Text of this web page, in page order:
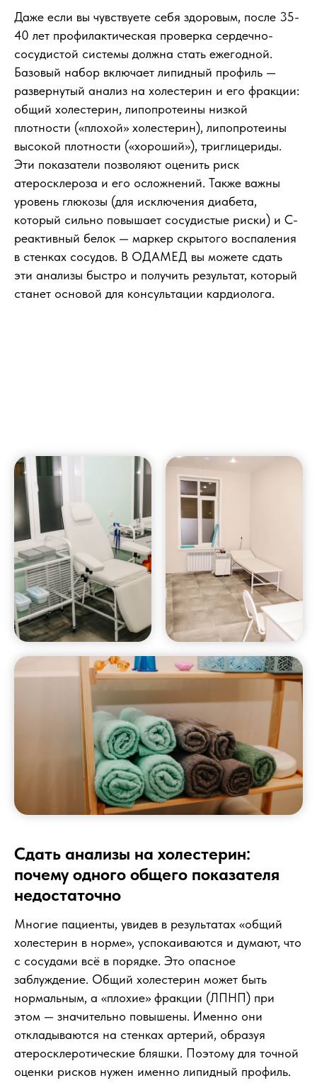
Даже если вы чувствуете себя здоровым, после 35-
40 лет профилактическая проверка сердечно-
сосудистой системы должна стать ежегодной.
Базовый набор включает липидный профиль —
развернутый анализ на холестерин и его фракции:
общий холестерин, липопротеины низкой
плотности («плохой» холестерин), липопротеины
высокой плотности («хороший»), триглицериды.
Эти показатели позволяют оценить риск
атеросклероза и его осложнений. Также важны
уровень глюкозы (для исключения диабета,
который сильно повышает сосудистые риски) и С-
реактивный белок — маркер скрытого воспаления
в стенках сосудов. В ОДАМЕД вы можете сдать
эти анализы быстро и получить результат, который
станет основой для консультации кардиолога.
Сдать анализы на холестерин:
почему одного общего показателя
недостаточно
Многие пациенты, увидев в результатах «общий
холестерин в норме», успокаиваются и думают, что
с сосудами всё в порядке. Это опасное
заблуждение. Общий холестерин может быть
нормальным, а «плохие» фракции (ЛПНП) при
этом — значительно повышены. Именно они
откладываются на стенках артерий, образуя
атеросклеротические бляшки. Поэтому для точной
оценки рисков нужен именно липидный профиль.